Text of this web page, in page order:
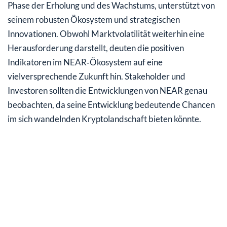
Phase der Erholung und des Wachstums, unterstützt von
seinem robusten Ökosystem und strategischen
Innovationen. Obwohl Marktvolatilität weiterhin eine
Herausforderung darstellt, deuten die positiven
Indikatoren im NEAR‑Ökosystem auf eine
vielversprechende Zukunft hin. Stakeholder und
Investoren sollten die Entwicklungen von NEAR genau
beobachten, da seine Entwicklung bedeutende Chancen
im sich wandelnden Kryptolandschaft bieten könnte.